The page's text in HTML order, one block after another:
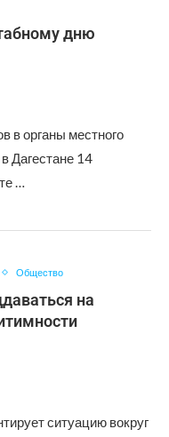
дню
в органы местного
Дагестане 14
…
Общество
на
ситуацию вокруг